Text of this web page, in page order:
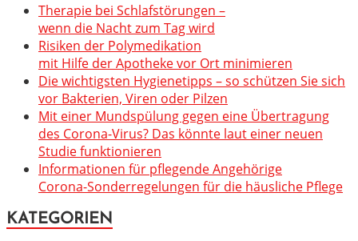
Therapie bei Schlafstörungen –
wenn die Nacht zum Tag wird
Risiken der Polymedikation
mit Hilfe der Apotheke vor Ort minimieren
Die wichtigsten Hygienetipps – so schützen Sie sich
vor Bakterien, Viren oder Pilzen
Mit einer Mundspülung gegen eine Übertragung
des Corona-Virus? Das könnte laut einer neuen
Studie funktionieren
Informationen für pflegende Angehörige
Corona-Sonderregelungen für die häusliche Pflege
KATEGORIEN